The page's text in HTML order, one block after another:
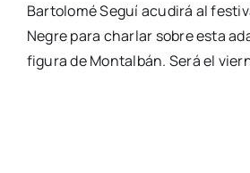
Bar­to­lo­mé Seguí acu­di­rá al
Negre para char­lar sobre esta
figu­ra de Mon­tal­bán. Será el